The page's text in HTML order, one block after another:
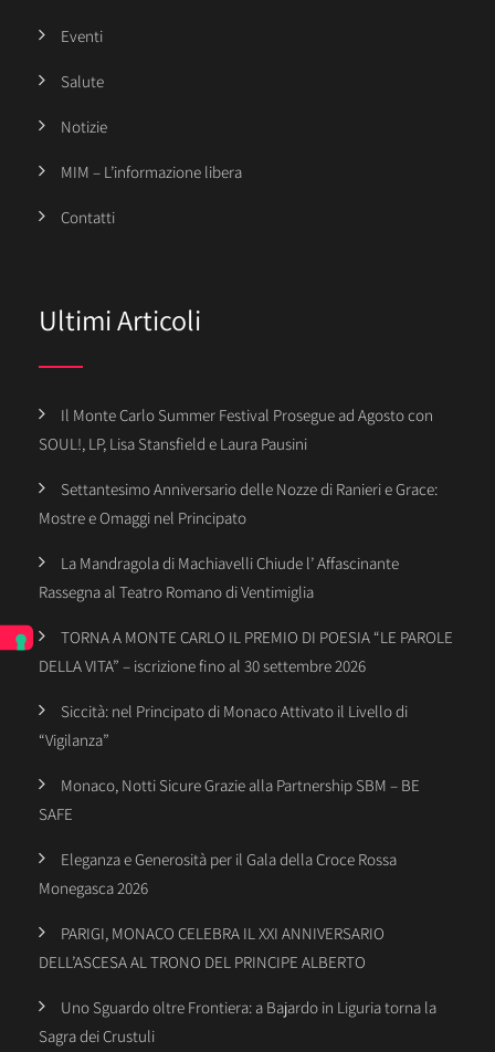
Eventi
Salute
Notizie
MIM – L’informazione libera
Contatti
Ultimi Articoli
Il Monte Carlo Summer Festival Prosegue ad Agosto con
SOUL!, LP, Lisa Stansfield e Laura Pausini
Settantesimo Anniversario delle Nozze di Ranieri e Grace:
Mostre e Omaggi nel Principato
La Mandragola di Machiavelli Chiude l’ Affascinante
Rassegna al Teatro Romano di Ventimiglia
TORNA A MONTE CARLO IL PREMIO DI POESIA “LE PAROLE
DELLA VITA” – iscrizione fino al 30 settembre 2026
Siccità: nel Principato di Monaco Attivato il Livello di
“Vigilanza”
Monaco, Notti Sicure Grazie alla Partnership SBM – BE
SAFE
Eleganza e Generosità per il Gala della Croce Rossa
Monegasca 2026
PARIGI, MONACO CELEBRA IL XXI ANNIVERSARIO
DELL’ASCESA AL TRONO DEL PRINCIPE ALBERTO
Uno Sguardo oltre Frontiera: a Bajardo in Liguria torna la
Sagra dei Crustuli